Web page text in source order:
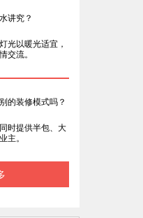
讲究？
光以暖光适宜，
交流。
的装修模式吗？
时提供半包、大
主。